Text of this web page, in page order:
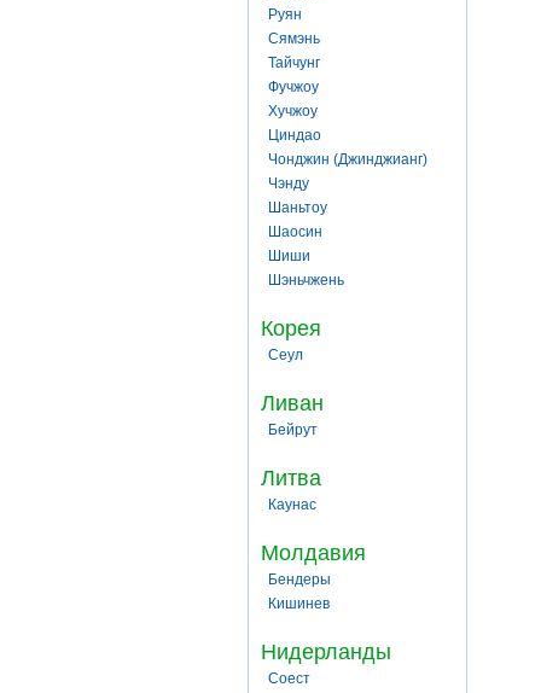
Руян
Сямэнь
Тайчунг
Фучжоу
Хучжоу
Циндао
Чонджин (Джинджианг)
Чэнду
Шаньтоу
Шаосин
Шиши
Шэньчжень
Корея
Сеул
Ливан
Бейрут
Литва
Каунас
Молдавия
Бендеры
Кишинев
Нидерланды
Соест